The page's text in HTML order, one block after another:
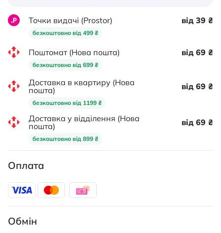
Точки видачі (Prostor)
безкоштовно від 499 ₴
від 39 ₴
Поштомат (Нова пошта)
безкоштовно від 699 ₴
від 69 ₴
Доставка в квартиру (Нова
пошта)
безкоштовно від 1199 ₴
від 69 ₴
Доставка у відділення (Нова
пошта)
безкоштовно від 899 ₴
від 69 ₴
Оплата
Обмін